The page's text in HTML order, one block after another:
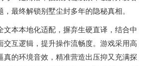
最终解锁别墅尘封多年的隐秘真相。
文本本地化适配，摒弃生硬直译，结合中
交互逻辑，提升操作流畅度。游戏采用高
真的环境音效，精准营造出压抑又充满探